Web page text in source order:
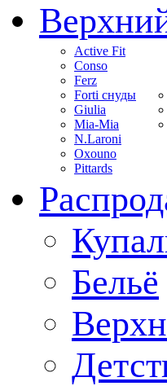
Active Fit
Conso
Ferz
Forti снуды
Giulia
Mia-Mia
N.Laroni
Oxouno
Pittards
Бельё